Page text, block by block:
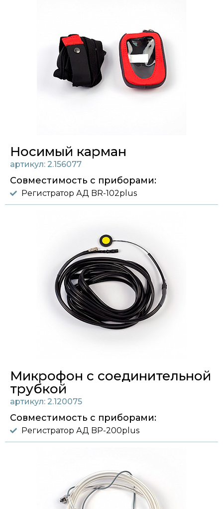
Носимый карман
артикул: 2.156077
Совместимость с приборами:
Регистратор АД BR-102plus
Микрофон с соединительной
трубкой
артикул: 2.120075
Совместимость с приборами:
Регистратор АД BP-200plus